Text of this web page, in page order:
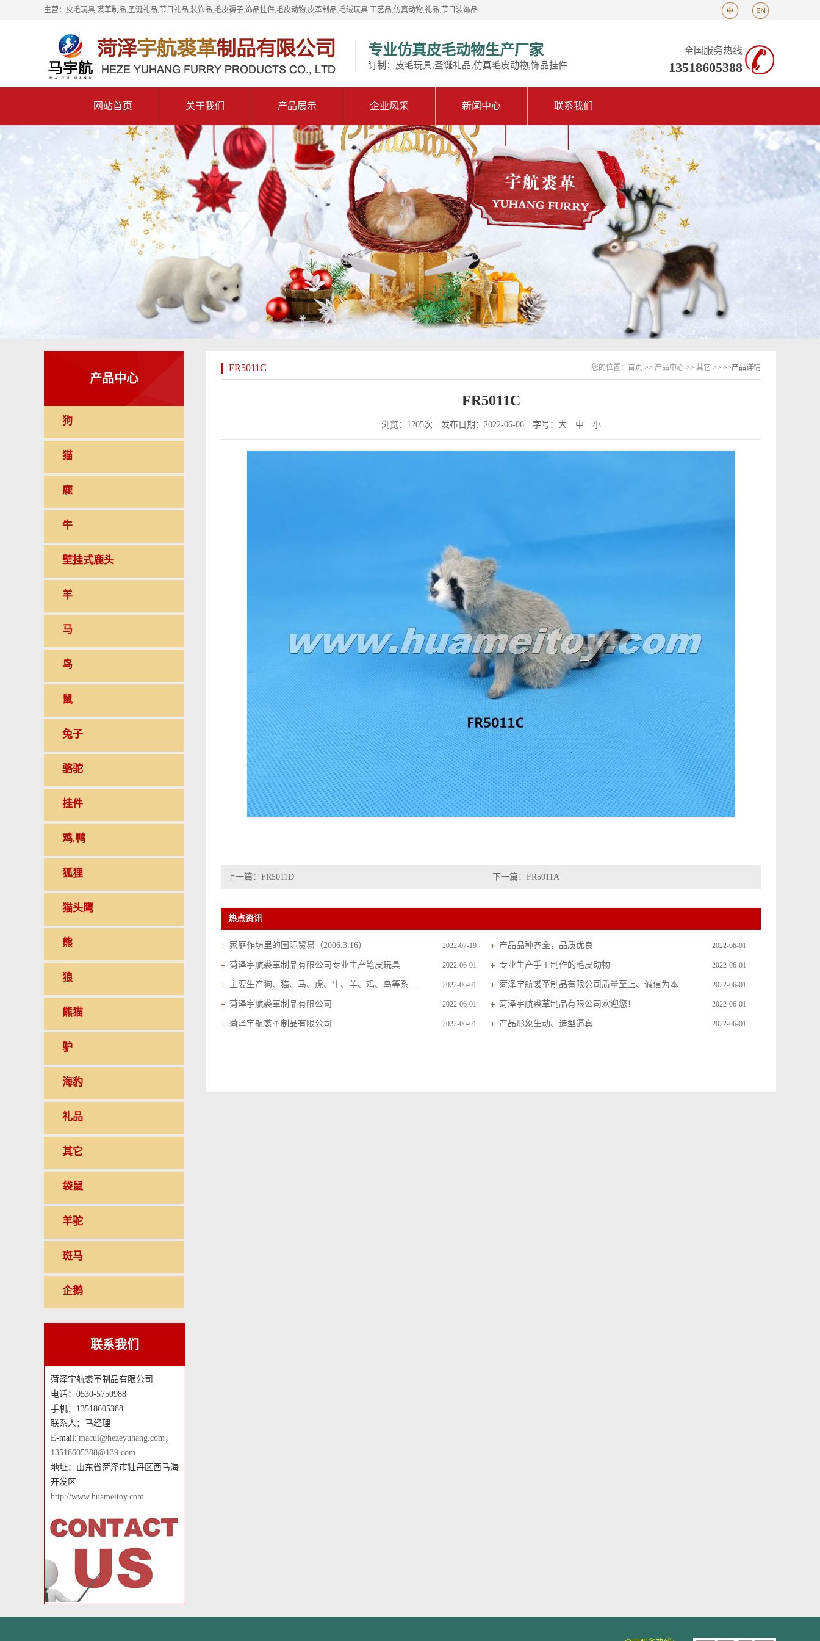
主营：皮毛玩具,裘革制品,圣诞礼品,节日礼品,装饰品,毛皮褥子,饰品挂件,毛皮动物,皮革制品,毛绒玩具,工艺品,仿真动物,礼品,节日装饰品
专业仿真皮毛动物生产厂家
订制：皮毛玩具,圣诞礼品,仿真毛皮动物,饰品挂件
全国服务热线
13518605388
网站首页 关于我们 产品展示 企业风采 新闻中心 联系我们
产品中心
狗
猫
鹿
牛
壁挂式鹿头
羊
马
鸟
鼠
兔子
骆驼
挂件
鸡.鸭
狐狸
猫头鹰
熊
狼
熊猫
驴
海豹
礼品
其它
袋鼠
羊驼
斑马
企鹅
联系我们
菏泽宇航裘革制品有限公司
电话：0530-5750988
手机：13518605388
联系人：马经理
E-mail: macui@hezeyuhang.com，
13518605388@139.com
地址：山东省菏泽市牡丹区西马海
开发区
http://www.huameitoy.com
FR5011C 您的位置： 首页 >> 产品中心 >> 其它 >> >>产品详情
FR5011C
浏览：1205次 发布日期：2022-06-06 字号： 大 中 小
上一篇： FR5011D 下一篇： FR5011A
热点资讯
2022-07-19
家庭作坊里的国际贸易（2006.3.16） 2022-06-01
产品品种齐全，品质优良
2022-06-01
菏泽宇航裘革制品有限公司专业生产笔皮玩具 2022-06-01
专业生产手工制作的毛皮动物
2022-06-01
主要生产狗、猫、马、虎、牛、羊、鸡、鸟等系列毛皮玩具 2022-06-01
菏泽宇航裘革制品有限公司质量至上、诚信为本
2022-06-01
菏泽宇航裘革制品有限公司 2022-06-01
菏泽宇航裘革制品有限公司欢迎您！
2022-06-01
菏泽宇航裘革制品有限公司 2022-06-01
产品形象生动、造型逼真